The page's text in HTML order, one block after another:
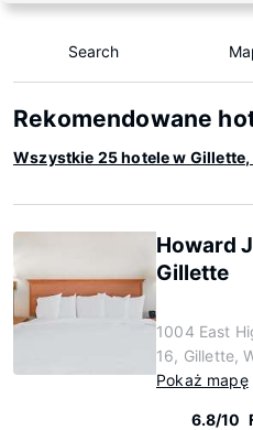
Search
Rekomendowane
Wszystkie 25 hotele w
Howard
Gillette
1004 East
16, Gillette,
Pokaż mapę
6.8/10